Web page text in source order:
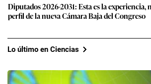
Diputados 2026-2031: Esta es la experiencia,
perfil de la nueva Cámara Baja del Congreso
Lo último en Ciencias